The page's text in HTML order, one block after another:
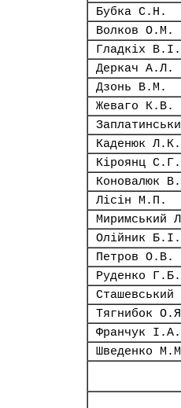
Бубка С.Н.
Волков О.М.
Гладкіх В.І.
Деркач А.Л.
Дзонь В.М.
Жеваго К.В.
Каденюк Л.К.
Кіроянц С.Г.
Коновалюк
Лісін М.П.
Миримський
Олійник Б.І.
Петров О.В.
Руденко Г.Б.
Тягнибок
Франчук І.А.
Шведенко